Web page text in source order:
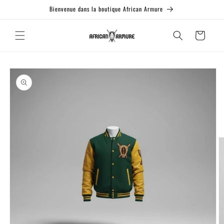
Bienvenue dans la boutique African Armure
Panier
Passer aux
informations
produits